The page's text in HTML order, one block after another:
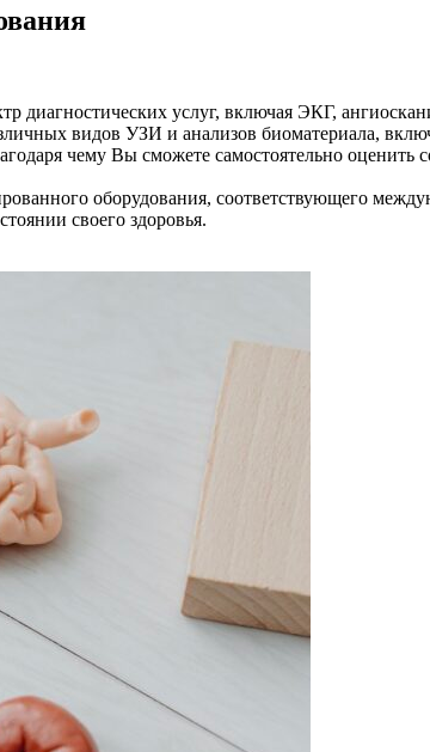
диагностических услуг, включая ЭКГ,
видов УЗИ и анализов биоматериала,
чему Вы сможете самостоятельно оценить
оборудования, соответствующего
своего здоровья.